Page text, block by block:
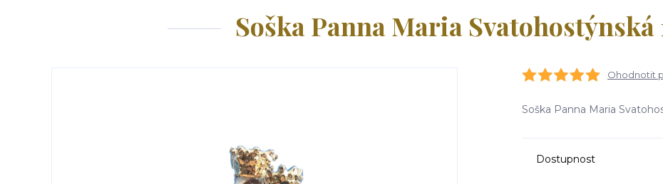
Soška Panna Maria Svatohostýnská
Ohodnotit
Soška Panna Maria
Dostupnost